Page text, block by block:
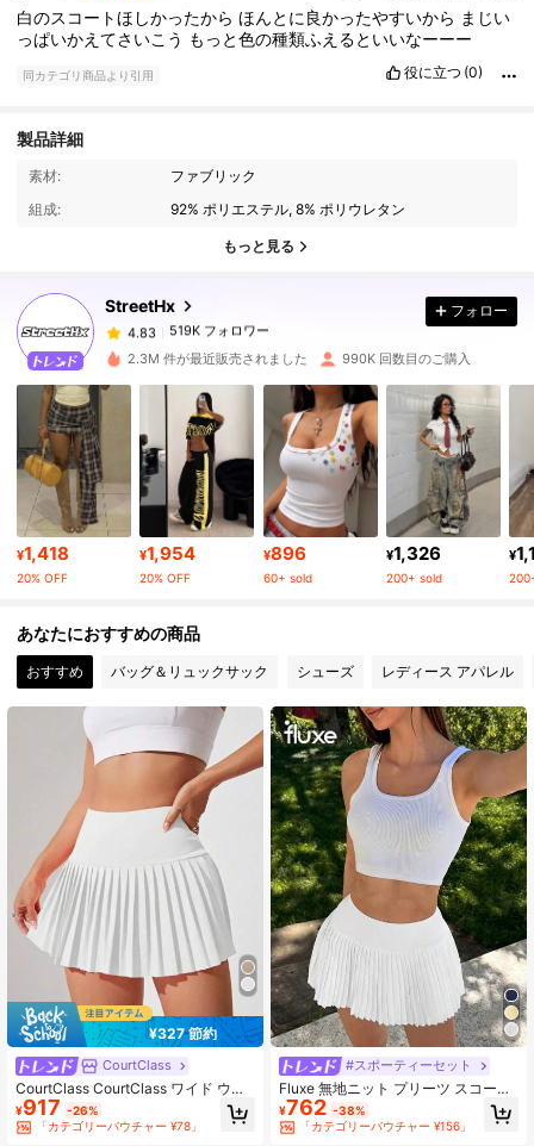
白のスコートほしかったからほんとに良かったやすいから まじい
っぱいかえてさいこう もっと色の種類ふえるといいなーーー
同カテゴリ商品より引用 役に立つ (0)
製品詳細
素材:
ファブリック
組成:
92% ポリエステル, 8% ポリウレタン
もっと見る
StreetHx
519K フォロワー
4.83
519K フォロワー
8***2
は1日前に購入しました
4.83 519K フォロワー
4.83 519K フォロワー
4.83 519K フォロワー
4.83 519K フォロワー
4.83 519K フォロワー
519K フォロワー
4.83 519K フォロワー
フォロー
2.3M 件が最近販売されました 990K 回数目のご購入
¥1,418
20% OFF
¥1,954
20% OFF
¥896
60+ sold
¥1,326
200+ sold
¥
あなたにおすすめの商品
おすすめ バッグ＆リュックサック シューズ レディース アパレル
¥327 節約
CourtClass
CourtClass CourtClass ワイド ウェ
ストバンド プリーツ入り スポーツス
コート テニススコート テニススカー
ト アスレチックスカート
¥917 -26%
「カテゴリーバウチャー ¥78」
#スポーティーセット
Fluxe 無地ニット プリーツ スコート
スコート
¥762 -38%
「カテゴリーバウチャー ¥156」